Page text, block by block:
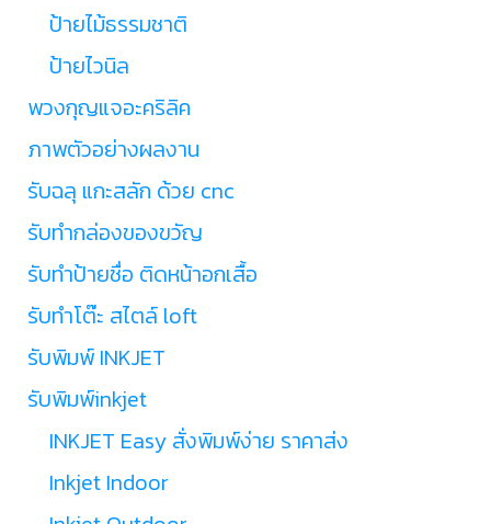
ป้ายไม้ธรรมชาติ
ป้ายไวนิล
พวงกุญแจอะคริลิค
ภาพตัวอย่างผลงาน
รับฉลุ แกะสลัก ด้วย cnc
รับทำกล่องของขวัญ
รับทำป้ายชื่อ ติดหน้าอกเสื้อ
รับทำโต๊ะ สไตล์ loft
รับพิมพ์ INKJET
รับพิมพ์inkjet
INKJET Easy สั่งพิมพ์ง่าย ราคาส่ง
Inkjet Indoor